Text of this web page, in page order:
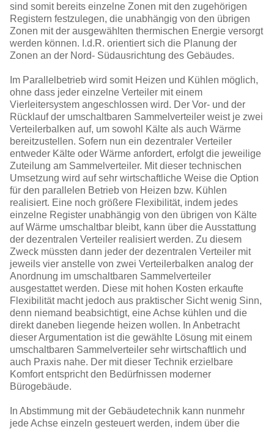
sind somit bereits einzelne Zonen mit den zugehörigen
Registern festzulegen, die unabhängig von den übrigen
Zonen mit der ausgewählten thermischen Energie versorgt
werden können. I.d.R. orientiert sich die Planung der
Zonen an der Nord- Südausrichtung des Gebäudes.
Im Parallelbetrieb wird somit Heizen und Kühlen möglich,
ohne dass jeder einzelne Verteiler mit einem
Vierleitersystem angeschlossen wird. Der Vor- und der
Rücklauf der umschaltbaren Sammelverteiler weist je zwei
Verteilerbalken auf, um sowohl Kälte als auch Wärme
bereitzustellen. Sofern nun ein dezentraler Verteiler
entweder Kälte oder Wärme anfordert, erfolgt die jeweilige
Zuteilung am Sammelverteiler. Mit dieser technischen
Umsetzung wird auf sehr wirtschaftliche Weise die Option
für den parallelen Betrieb von Heizen bzw. Kühlen
realisiert. Eine noch größere Flexibilität, indem jedes
einzelne Register unabhängig von den übrigen von Kälte
auf Wärme umschaltbar bleibt, kann über die Ausstattung
der dezentralen Verteiler realisiert werden. Zu diesem
Zweck müssten dann jeder der dezentralen Verteiler mit
jeweils vier anstelle von zwei Verteilerbalken analog der
Anordnung im umschaltbaren Sammelverteiler
ausgestattet werden. Diese mit hohen Kosten erkaufte
Flexibilität macht jedoch aus praktischer Sicht wenig Sinn,
denn niemand beabsichtigt, eine Achse kühlen und die
direkt daneben liegende heizen wollen. In Anbetracht
dieser Argumentation ist die gewählte Lösung mit einem
umschaltbaren Sammelverteiler sehr wirtschaftlich und
auch Praxis nahe. Der mit dieser Technik erzielbare
Komfort entspricht den Bedürfnissen moderner
Bürogebäude.
In Abstimmung mit der Gebäudetechnik kann nunmehr
jede Achse einzeln gesteuert werden, indem über die